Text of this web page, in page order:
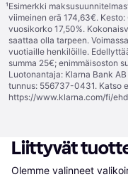
¹Esimerkki
viimeinen erä 174,63€.
vuosikorko 17,50%.
saattaa olla tarpeen.
vuotiaille henkilöille.
summa 25€; enimmäisoston
Luotonantaja: Klarna Bank
tunnus: 556737-0431. Katso
https://www.klarna.com/fi/
Liittyvät
Olemme valinneet